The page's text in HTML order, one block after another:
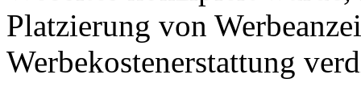
Platzierung von
Werbekostenerstattung